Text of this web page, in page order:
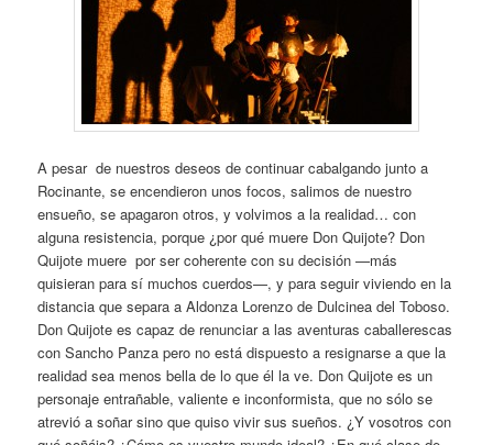
A pesar de nuestros deseos de continuar cabalgando junto a
Rocinante, se encendieron unos focos, salimos de nuestro
ensueño, se apagaron otros, y volvimos a la realidad… con
alguna resistencia, porque ¿por qué muere Don Quijote? Don
Quijote muere por ser coherente con su decisión —más
quisieran para sí muchos cuerdos—, y para seguir viviendo en la
distancia que separa a Aldonza Lorenzo de Dulcinea del Toboso.
Don Quijote es capaz de renunciar a las aventuras caballerescas
con Sancho Panza pero no está dispuesto a resignarse a que la
realidad sea menos bella de lo que él la ve. Don Quijote es un
personaje entrañable, valiente e inconformista, que no sólo se
atrevió a soñar sino que quiso vivir sus sueños. ¿Y vosotros con